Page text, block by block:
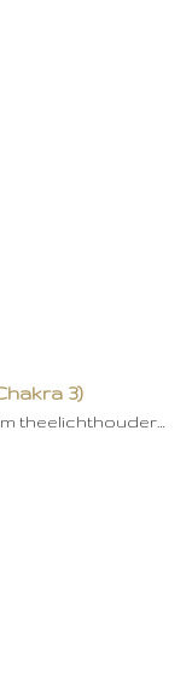
3)
theelichthouder…